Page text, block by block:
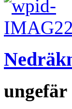
ungefär